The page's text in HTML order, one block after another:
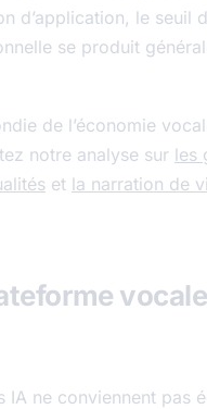
d’application, le seuil
se produit
de l’économie
notre analyse sur les
et la narration de
IA ne conviennent pas